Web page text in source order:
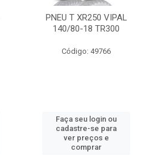
PNEU T XR250 VIPAL
140/80-18 TR300
Código: 49766
Faça seu login ou
cadastre-se para
ver preços e
comprar